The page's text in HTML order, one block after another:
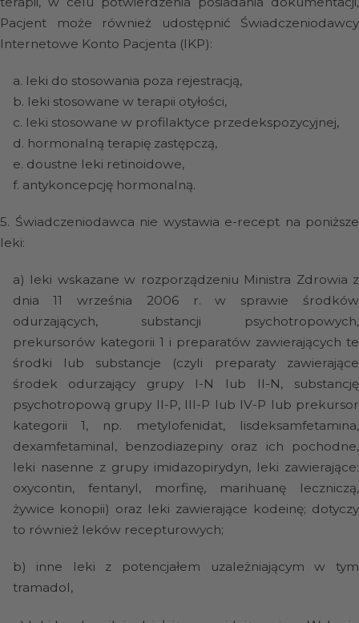
Pacjent może również udostępnić Świadczeniodawcy
Internetowe Konto Pacjenta (IKP):
a. leki do stosowania poza rejestracją,
b. leki stosowane w terapii otyłości,
c. leki stosowane w profilaktyce przedekspozycyjnej,
d. hormonalną terapię zastępczą,
e. doustne leki retinoidowe,
f. antykoncepcję hormonalną.
5. Świadczeniodawca nie wystawia e-recept na poniższe
leki:
a) leki wskazane w rozporządzeniu Ministra Zdrowia z
dnia 11 września 2006 r. w sprawie środków
odurzających, substancji psychotropowych,
prekursorów kategorii 1 i preparatów zawierających te
środki lub substancje (czyli preparaty zawierające
środek odurzający grupy I-N lub II-N, substancję
psychotropową grupy II-P, III-P lub IV-P lub prekursor
kategorii 1, np. metylofenidat, lisdeksamfetamina,
dexamfetaminal, benzodiazepiny oraz ich pochodne,
leki nasenne z grupy imidazopirydyn, leki zawierające:
oxycontin, fentanyl, morfinę, marihuanę leczniczą,
żywice konopii) oraz leki zawierające kodeinę; dotyczy
to również leków recepturowych;
b)
inne leki z potencjałem uzależniającym w tym
tramadol,